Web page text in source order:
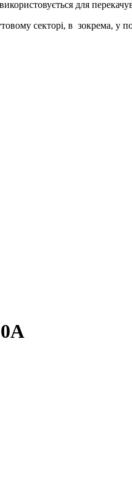
використовується для
секторі, в зокрема, у